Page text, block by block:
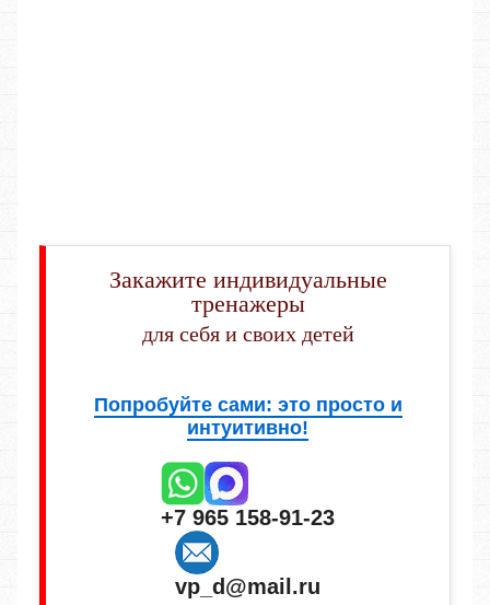
Закажите индивидуальные
тренажеры
для себя и своих детей
Попробуйте сами: это просто и
интуитивно!
+7 965 158-91-23
vp_d@mail.ru